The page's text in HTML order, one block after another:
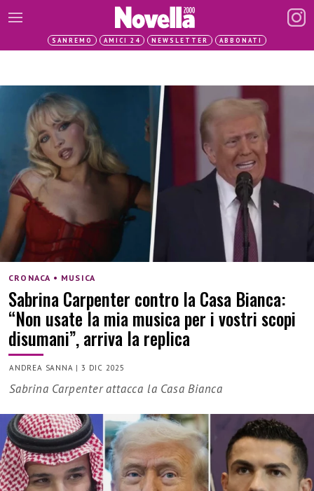
SANREMO AMICI 24 NEWSLETTER ABBONATI
CRONACA • MUSICA
Sabrina Carpenter contro la Casa Bianca:
“Non usate la mia musica per i vostri scopi
disumani”, arriva la replica
ANDREA SANNA |3 DIC 2025
Sabrina Carpenter attacca la Casa Bianca